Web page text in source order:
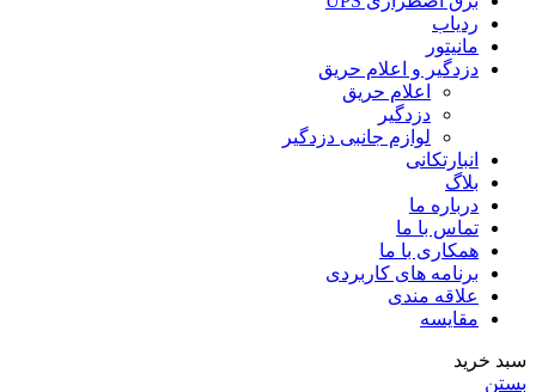
ردیاب
مانیتور
دزدگیر و اعلام حریق
اعلام حریق
دزدگیر
لوازم جانبی دزدگیر
انبارتکانی
بلاگ
درباره ما
تماس با ما
همکاری با ما
برنامه های کاربردی
علاقه مندی
مقایسه
سبد خرید
بستن